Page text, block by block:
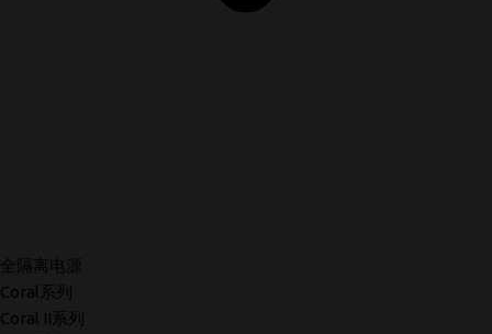
全隔离电源
Coral系列
Coral II系列